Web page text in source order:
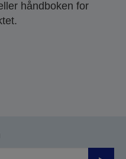
håndboken for